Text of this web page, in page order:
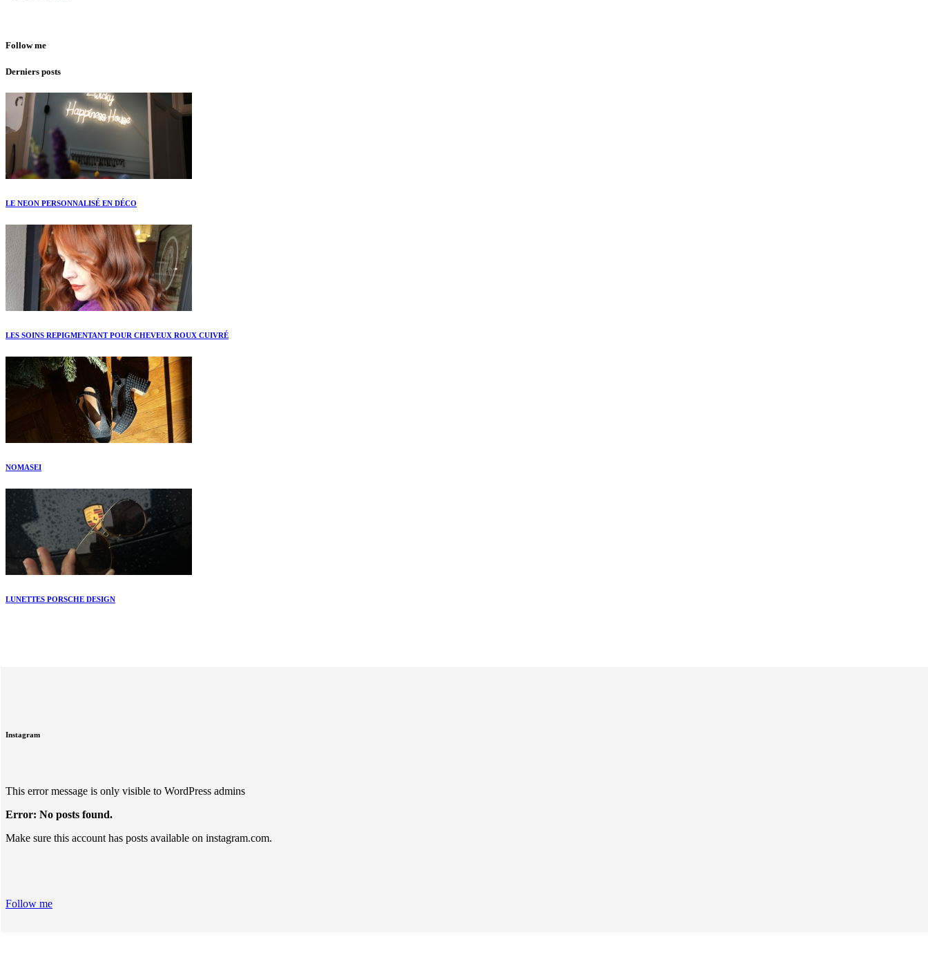
Follow me
Derniers posts
LE NEON PERSONNALISÉ EN DÉCO
LES SOINS REPIGMENTANT POUR CHEVEUX ROUX CUIVRÉ
NOMASEI
LUNETTES PORSCHE DESIGN
Instagram
This error message is only visible to WordPress admins
Error: No posts found.
Make sure this account has posts available on instagram.com.
Follow me